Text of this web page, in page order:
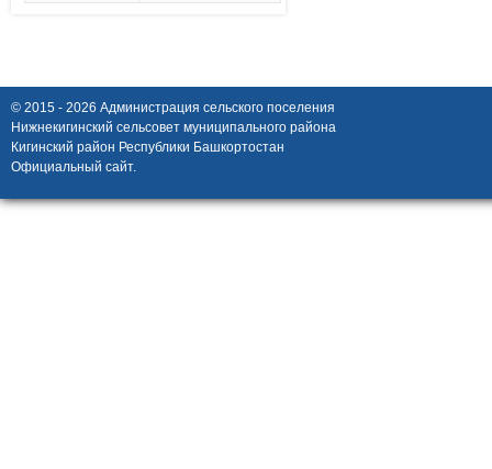
© 2015 - 2026 Администрация сельского поселения
Нижнекигинский сельсовет муниципального района
Кигинский район Республики Башкортостан
Официальный сайт.